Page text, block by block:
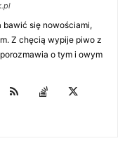
bawić się nowościami,
Z chęcią wypije piwo z
o tym i owym